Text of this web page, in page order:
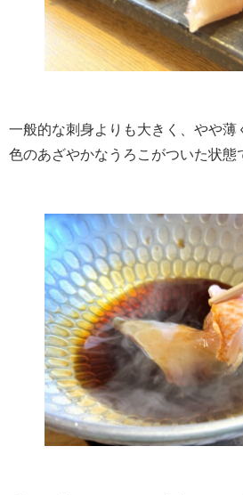
一般的な刺身よりも大きく、やや薄
色のあざやかなうろこがついた状態